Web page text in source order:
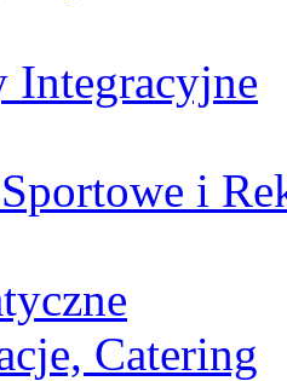
Integracyjne
i
Catering